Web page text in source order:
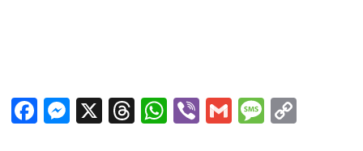
Facebook
Messenger
X Threads
WhatsApp
ViberGmail